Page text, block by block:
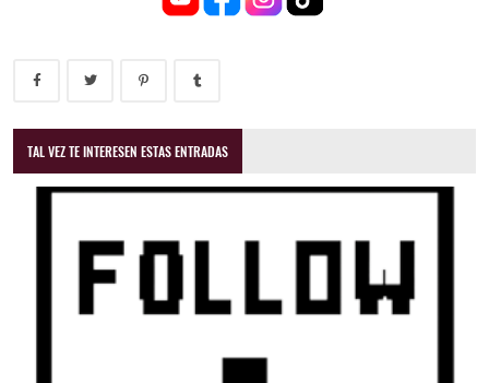
TAL VEZ TE INTERESEN ESTAS ENTRADAS